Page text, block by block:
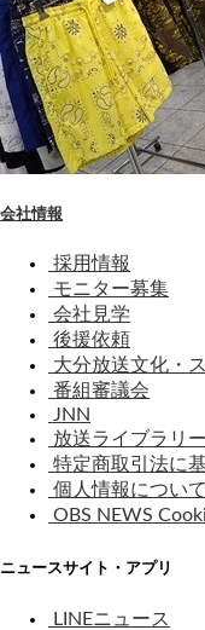
会社情報
採用情報
モニター募集
会社見学
後援依頼
大分放送文化・
番組審議会
JNN
放送ライブラリー
特定商取引法に
個人情報について
OBS NEWS
ニュースサイト・アプリ
LINEニュース